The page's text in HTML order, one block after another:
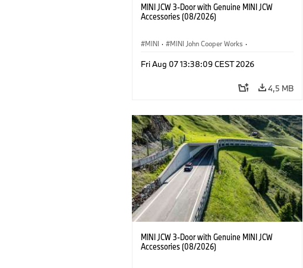
MINI JCW 3-Door with Genuine MINI JCW
Accessories (08/2026)
MINI · MINI John Cooper Works ·
Opcionális extrák, kiegészítők
Fri Aug 07 13:38:09 CEST 2026
4,5 MB
MINI JCW 3-Door with Genuine MINI JCW
Accessories (08/2026)